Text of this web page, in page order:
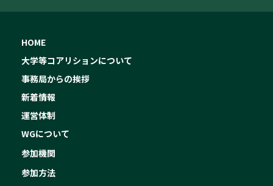
HOME
大学等コアリションについて
事務局からの挨拶
新着情報
運営体制
WGについて
参加機関
参加方法